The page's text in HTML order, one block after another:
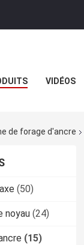
VIDÉOS
de forage d'ancre
(50)
noyau (24)
(15)